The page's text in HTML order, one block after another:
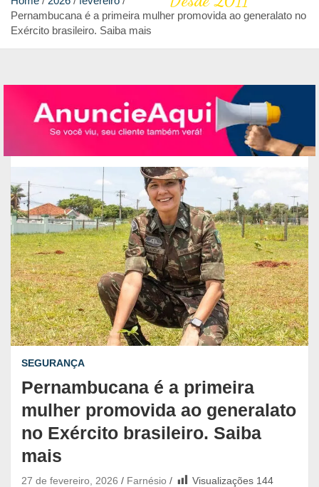
Pernambucana é a primeira mulher promovida ao generalato no
Exército brasileiro. Saiba mais
SEGURANÇA
Pernambucana é a primeira
mulher promovida ao generalato
no Exército brasileiro. Saiba
mais
27 de fevereiro, 2026 Farnésio Visualizações 144